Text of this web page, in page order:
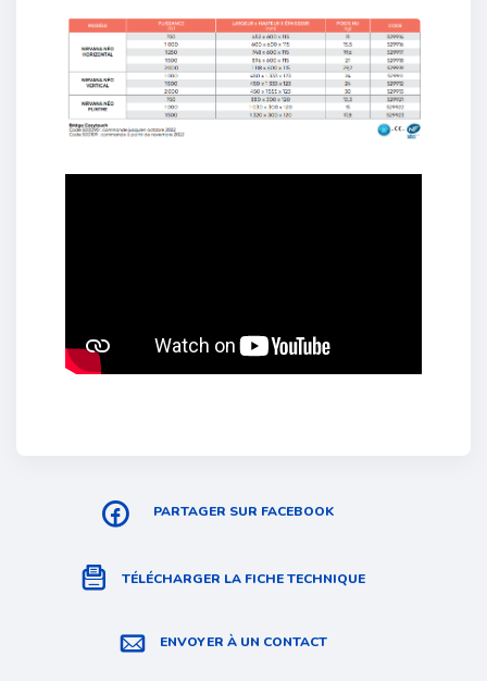
PARTAGER SUR FACEBOOK
TÉLÉCHARGER LA FICHE TECHNIQUE
ENVOYER À UN CONTACT